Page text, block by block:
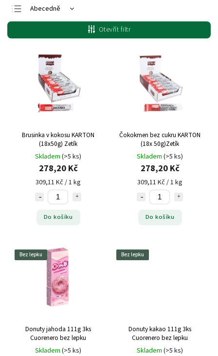
Abecedně
Nejlevnější
Nejdražší
Nejprodávanější
Otevřít filtr
Brusinka v kokosu KARTON
(18x50g) Zetík
Skladem (>5 ks)
278,20 Kč
309,11 Kč / 1 kg
Do košíku
Čokokmen bez cukru KARTON
(18x 50g)Zetík
Skladem (>5 ks)
278,20 Kč
309,11 Kč / 1 kg
Do košíku
Bez lepku
Donuty jahoda 111g 3ks
Cuorenero bez lepku
Skladem (>5 ks)
Bez lepku
Donuty kakao 111g 3ks
Cuorenero bez lepku
Skladem (>5 ks)